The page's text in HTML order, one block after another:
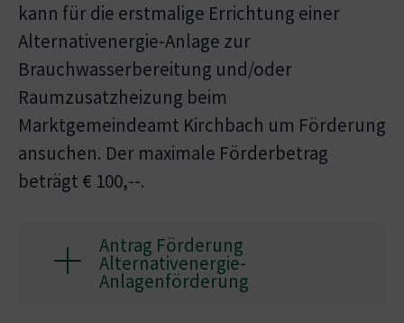
kann für die erstmalige Errichtung einer
Alternativenergie-Anlage zur
Brauchwasserbereitung und/oder
Raumzusatzheizung beim
Marktgemeindeamt Kirchbach um Förderung
ansuchen. Der maximale Förderbetrag
beträgt € 100,--.
Antrag Förderung
Alternativenergie-
Anlagenförderung